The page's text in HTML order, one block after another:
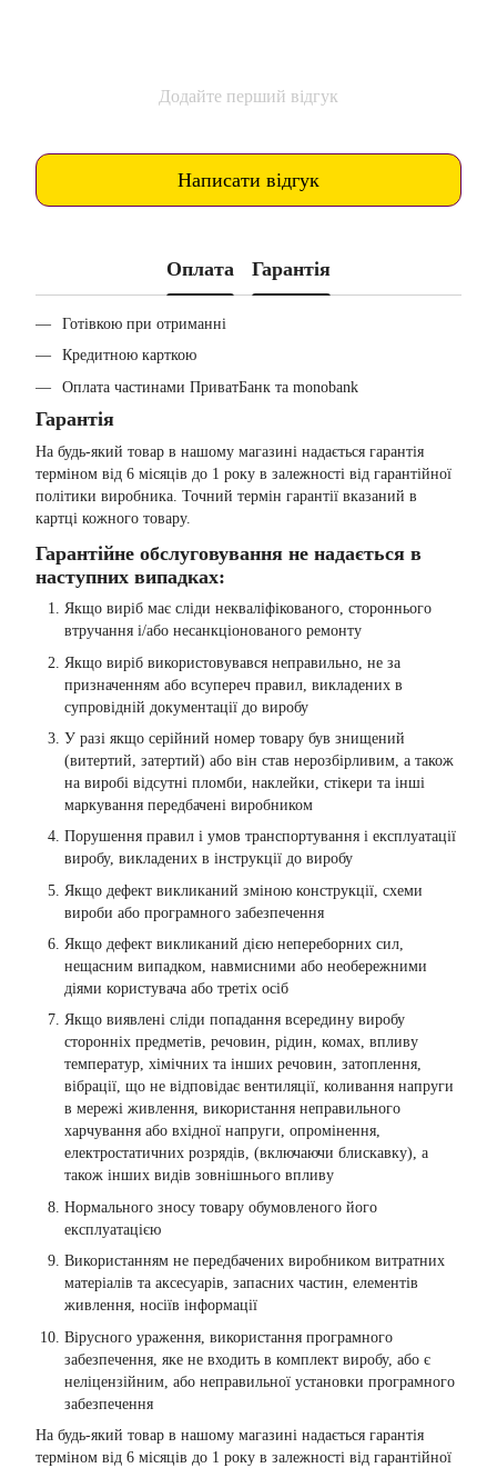
Додайте перший відгук
Написати відгук
Оплата Гарантія
Готівкою при отриманні
Кредитною карткою
Оплата частинами ПриватБанк та monobank
Гарантія
На будь-який товар в нашому магазині надається гарантія
терміном від 6 місяців до 1 року в залежності від гарантійної
політики виробника. Точний термін гарантії вказаний в
картці кожного товару.
Гарантійне обслуговування не надається в
наступних випадках:
Якщо виріб має сліди некваліфікованого, стороннього
втручання і/або несанкціонованого ремонту
Якщо виріб використовувався неправильно, не за
призначенням або всупереч правил, викладених в
супровідній документації до виробу
У разі якщо серійний номер товару був знищений
(витертий, затертий) або він став нерозбірливим, а також
на виробі відсутні пломби, наклейки, стікери та інші
маркування передбачені виробником
Порушення правил і умов транспортування і експлуатації
виробу, викладених в інструкції до виробу
Якщо дефект викликаний зміною конструкції, схеми
вироби або програмного забезпечення
Якщо дефект викликаний дією непереборних сил,
нещасним випадком, навмисними або необережними
діями користувача або третіх осіб
Якщо виявлені сліди попадання всередину виробу
сторонніх предметів, речовин, рідин, комах, впливу
температур, хімічних та інших речовин, затоплення,
вібрації, що не відповідає вентиляції, коливання напруги
в мережі живлення, використання неправильного
харчування або вхідної напруги, опромінення,
електростатичних розрядів, (включаючи блискавку), а
також інших видів зовнішнього впливу
Нормального зносу товару обумовленого його
експлуатацією
Використанням не передбачених виробником витратних
матеріалів та аксесуарів, запасних частин, елементів
живлення, носіїв інформації
Вірусного ураження, використання програмного
забезпечення, яке не входить в комплект виробу, або є
неліцензійним, або неправильної установки програмного
забезпечення
На будь-який товар в нашому магазині надається гарантія
терміном від 6 місяців до 1 року в залежності від гарантійної